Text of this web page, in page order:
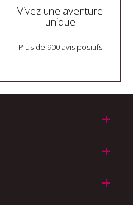
Vivez une aventure
unique
Plus de 900 avis positifs